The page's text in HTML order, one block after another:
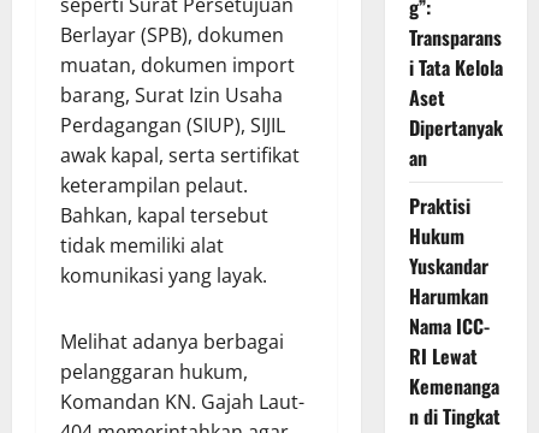
Berlayar (SPB), dokumen
muatan, dokumen import
barang, Surat Izin Usaha
Perdagangan (SIUP), SIJIL
awak kapal, serta sertifikat
keterampilan pelaut.
Bahkan, kapal tersebut
tidak memiliki alat
komunikasi yang layak.
Melihat adanya berbagai
pelanggaran hukum,
Komandan KN. Gajah Laut-
g”:
Transparans
i Tata Kelola
Aset
Dipertanyak
an
Praktisi
Hukum
Yuskandar
Harumkan
Nama ICC-
RI Lewat
Kemenanga
n di Tingkat